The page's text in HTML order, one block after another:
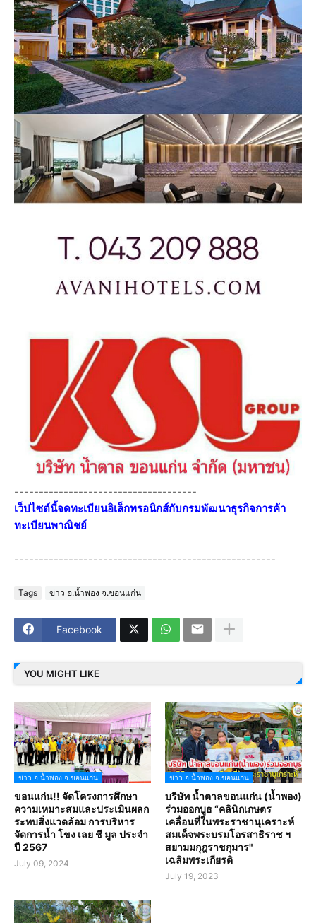
-------------------------------------
เว็ปไซต์นี้จดทะเบียนอิเล็กทรอนิกส์กับกรมพัฒนาธุรกิจการค้า
ทะเบียนพาณิชย์
-----------------------------------------------------
Tags ข่าว อ.น้ำพอง จ.ขอนแก่น
Facebook
YOU MIGHT LIKE
ข่าว อ.น้ำพอง จ.ขอนแก่น
ขอนแก่น!! จัดโครงการศึกษา
ความเหมาะสมและประเมินผลก
ระทบสิ่งแวดล้อม การบริหาร
จัดการน้ำ โขง เลย ชี มูล ประจำ
ปี 2567
July 09, 2024
ข่าว อ.น้ำพอง จ.ขอนแก่น
บริษัท น้ำตาลขอนแก่น (น้ำพอง)
ร่วมออกบูธ “คลินิกเกษตร
เคลื่อนที่ในพระราชานุเคราะห์
สมเด็จพระบรมโอรสาธิราช ฯ
สยามมกุฎราชกุมาร"
เฉลิมพระเกียรติ
July 19, 2023